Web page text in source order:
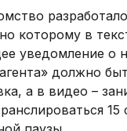
которому в
уведомление о
должно
а в видео –
15